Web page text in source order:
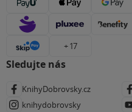
+ 17
Sledujte nás
KnihyDobrovsky.cz
knihydobrovsky